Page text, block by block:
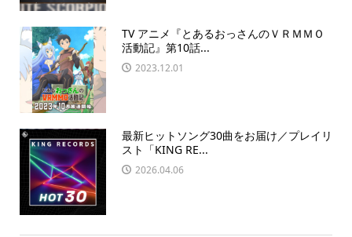
TV アニメ『とあるおっさんのＶＲＭＭＯ
活動記』第10話...
2023.12.01
最新ヒットソング30曲をお届け／プレイリ
スト「KING RE...
2026.04.06